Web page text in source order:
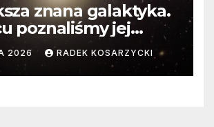
znana galaktyka.
poznaliśmy jej
wymiary
2026 RADEK KOSARZYCKI